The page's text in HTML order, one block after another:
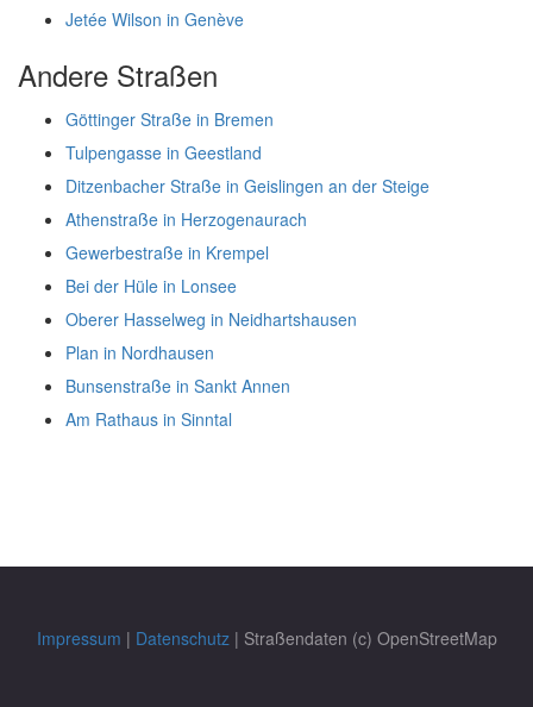
Jetée Wilson in Genève
Andere Straßen
Göttinger Straße in Bremen
Tulpengasse in Geestland
Ditzenbacher Straße in Geislingen an der Steige
Athenstraße in Herzogenaurach
Gewerbestraße in Krempel
Bei der Hüle in Lonsee
Oberer Hasselweg in Neidhartshausen
Plan in Nordhausen
Bunsenstraße in Sankt Annen
Am Rathaus in Sinntal
Impressum | Datenschutz| Straßendaten (c) OpenStreetMap